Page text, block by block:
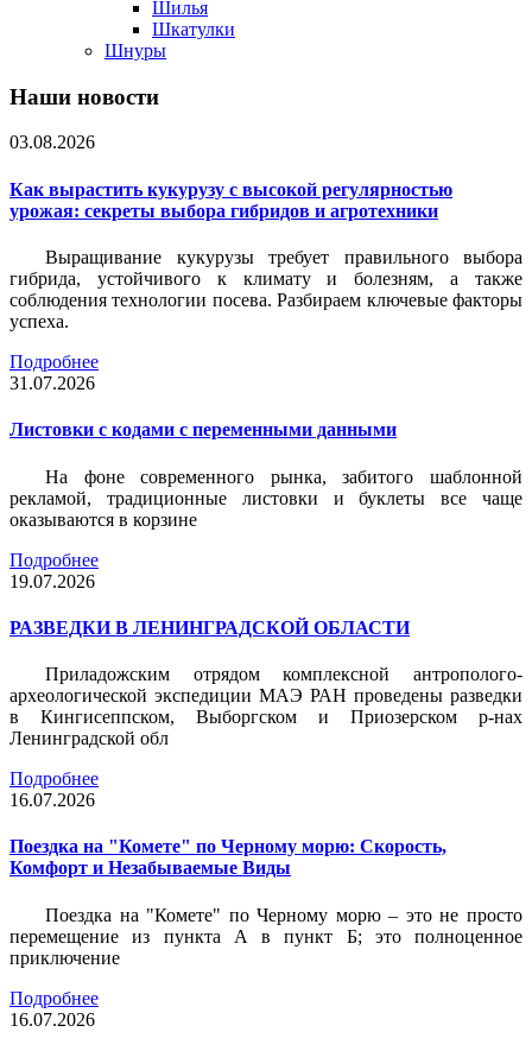
Шилья
Шкатулки
Шнуры
Наши новости
03.08.2026
Как вырастить кукурузу с высокой регулярностью
урожая: секреты выбора гибридов и агротехники
Выращивание кукурузы требует правильного выбора
гибрида, устойчивого к климату и болезням, а также
соблюдения технологии посева. Разбираем ключевые факторы
успеха.
Подробнее
31.07.2026
Листовки c кодами с переменными данными
На фоне современного рынка, забитого шаблонной
рекламой, традиционные листовки и буклеты все чаще
оказываются в корзине
Подробнее
19.07.2026
РАЗВЕДКИ В ЛЕНИНГРАДСКОЙ ОБЛАСТИ
Приладожским отрядом комплексной антрополого-
археологической экспедиции МАЭ РАН проведены разведки
в Кингисеппском, Выборгском и Приозерском р-нах
Ленинградской обл
Подробнее
16.07.2026
Поездка на "Комете" по Черному морю: Скорость,
Комфорт и Незабываемые Виды
Поездка на "Комете" по Черному морю – это не просто
перемещение из пункта А в пункт Б; это полноценное
приключение
Подробнее
16.07.2026